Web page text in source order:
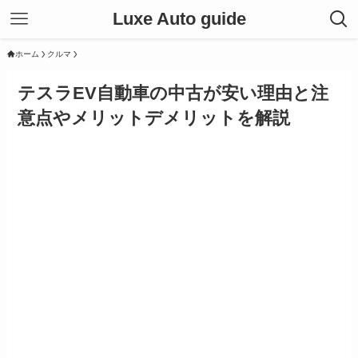
Luxe Auto guide
ホーム クルマ
テスラEV自動車の中古が安い理由と注
意点やメリットデメリットを解説